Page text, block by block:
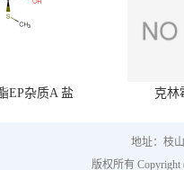
EP杂质A 盐
克林
地址：枝
版权所有 Copyright